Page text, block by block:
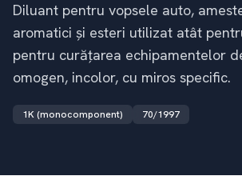
Diluant pentru vopsele auto,
aromatici și esteri utilizat atât
pentru curățarea echipamentelor
omogen, incolor, cu miros specific.
1K (monocomponent) 70/1997